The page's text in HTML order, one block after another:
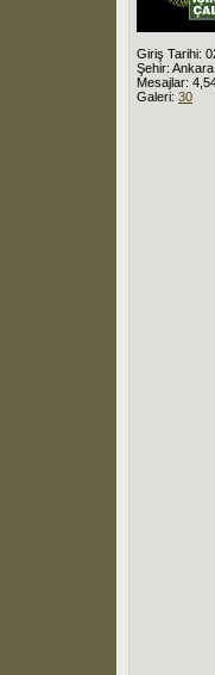
Giriş Tarihi:
Şehir: Ankara
Mesajlar:
Galeri: 30